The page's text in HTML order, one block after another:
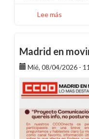
Lee más
ClicTac
Madrid en
Mié, 08/04/2026 -